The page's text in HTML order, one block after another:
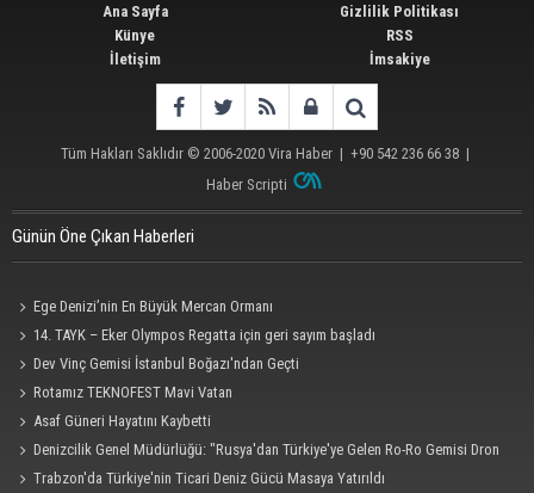
Ana Sayfa
Künye
İletişim
Gizlilik Politikası
RSS
İmsakiye
Tüm Hakları Saklıdır © 2006-2020 Vira Haber | +90 542 236 66 38 |
Haber Scripti
Günün Öne Çıkan Haberleri
Ege Denizi’nin En Büyük Mercan Ormanı
14. TAYK – Eker Olympos Regatta için geri sayım başladı
Dev Vinç Gemisi İstanbul Boğazı'ndan Geçti
Rotamız TEKNOFEST Mavi Vatan
Asaf Güneri Hayatını Kaybetti
Denizcilik Genel Müdürlüğü: "Rusya'dan Türkiye'ye Gelen Ro-Ro Gemisi Dron
Saldırısına Uğradı"
Trabzon'da Türkiye'nin Ticari Deniz Gücü Masaya Yatırıldı